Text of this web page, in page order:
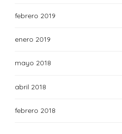
febrero 2019
enero 2019
mayo 2018
abril 2018
febrero 2018